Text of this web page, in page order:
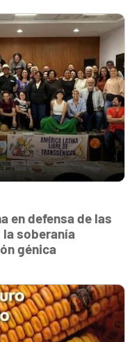
en defensa de las
soberanía
génica